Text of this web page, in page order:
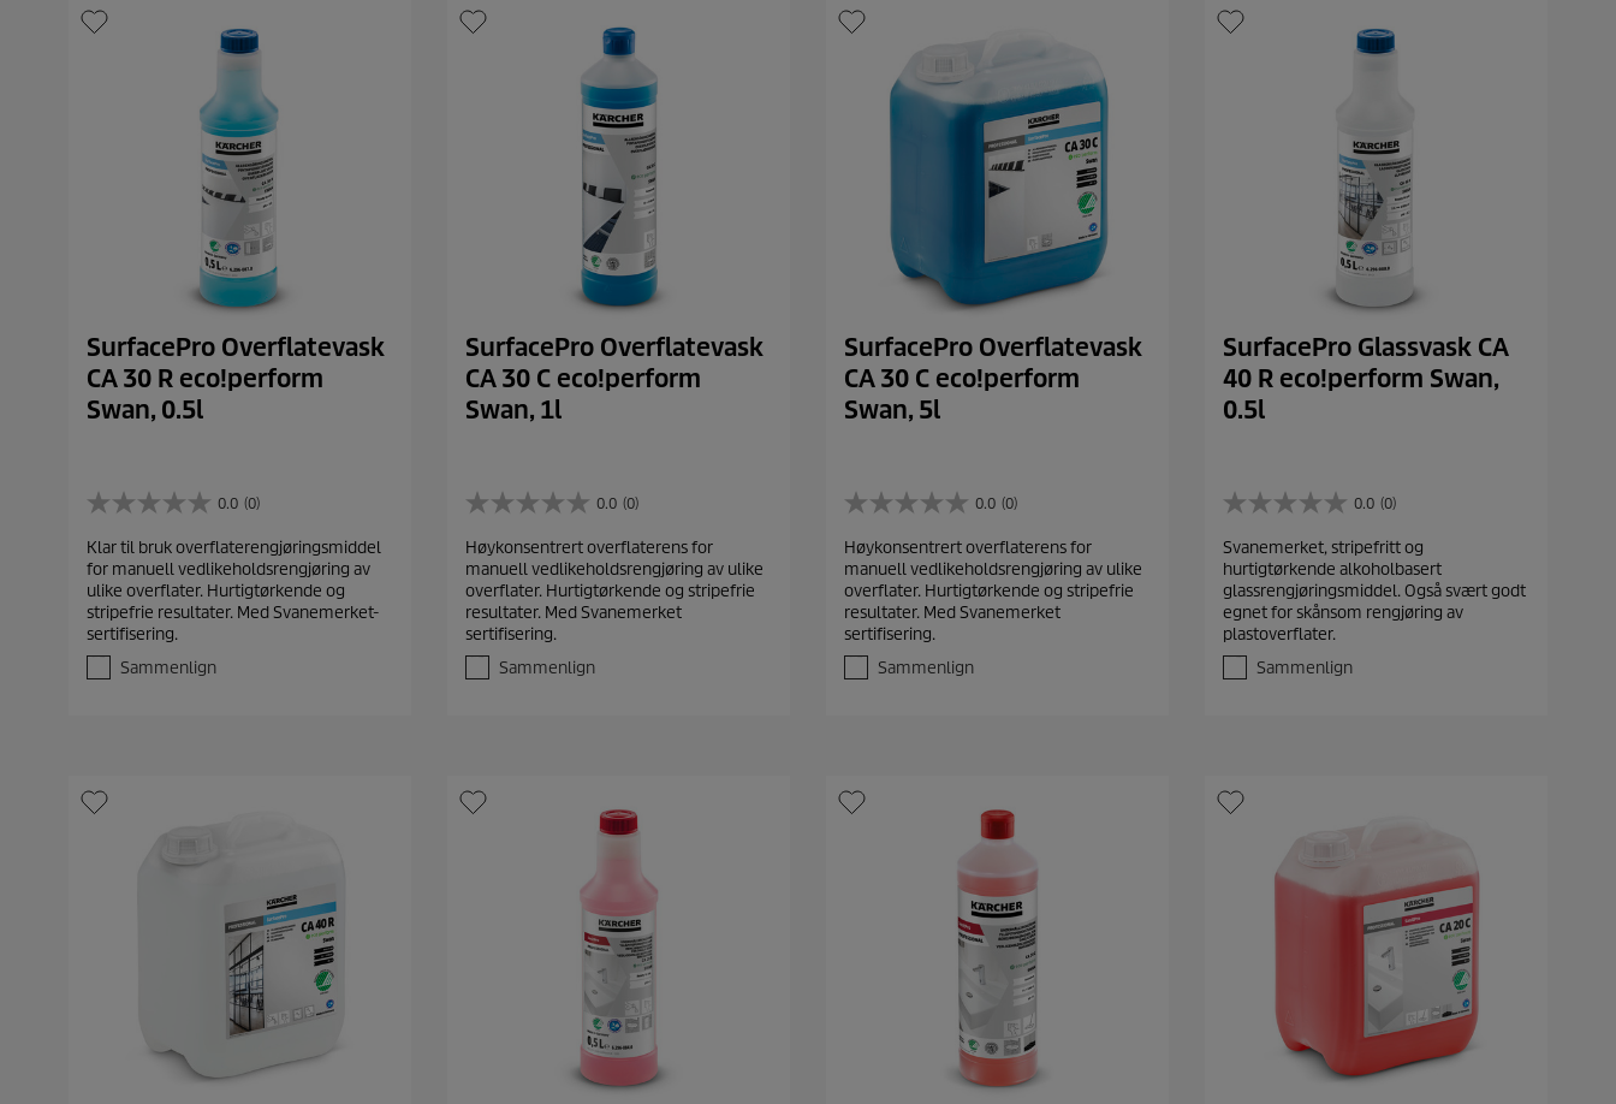
SurfacePro Overflatevask
CA 30 R eco!perform
Swan, 0.5l
0.0 (0)
0
0
a
v
5
s
j
r
.
Klar til bruk overflaterengjøringsmiddel
for manuell vedlikeholdsrengjøring av
ulike overflater. Hurtigtørkende og
stripefrie resultater. Med Svanemerket-
sertifisering.
Sammenlign
SurfacePro Overflatevask
CA 30 C eco!perform
Swan, 1l
0.0 (0)
0
0
a
v
5
s
j
r
.
Høykonsentrert overflaterens for
manuell vedlikeholdsrengjøring av ulike
overflater. Hurtigtørkende og stripefrie
resultater. Med Svanemerket
sertifisering.
Sammenlign
SurfacePro Overflatevask
CA 30 C eco!perform
Swan, 5l
0.0 (0)
0
0
a
v
5
s
j
r
.
Høykonsentrert overflaterens for
manuell vedlikeholdsrengjøring av ulike
overflater. Hurtigtørkende og stripefrie
resultater. Med Svanemerket
sertifisering.
Sammenlign
SurfacePro Glassvask CA
40 R eco!perform Swan,
0.5l
0.0 (0)
0
0
a
v
5
s
j
r
.
Svanemerket, stripefritt og
hurtigtørkende alkoholbasert
glassrengjøringsmiddel. Også svært godt
egnet for skånsom rengjøring av
plastoverflater.
Sammenlign